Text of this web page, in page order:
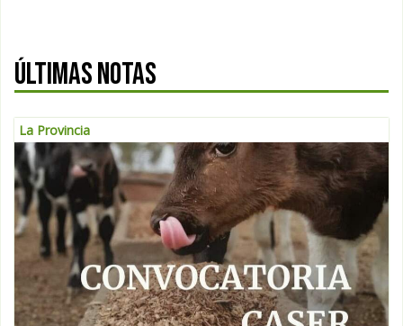
ÚLTIMAS NOTAS
La Provincia